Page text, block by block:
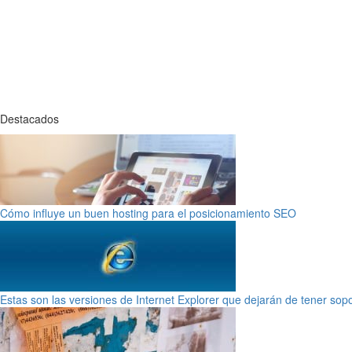
Destacados
Cómo influye un buen hosting para el posicionamiento SEO
Estas son las versiones de Internet Explorer que dejarán de tener